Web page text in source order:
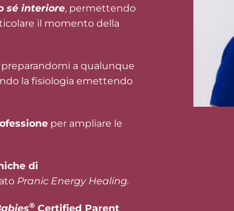
sé interiore, permettendo
il momento della
preparandomi a qualunque
la fisiologia emettendo
per ampliare le
di
Pranic Energy Healing.
® Certified Parent